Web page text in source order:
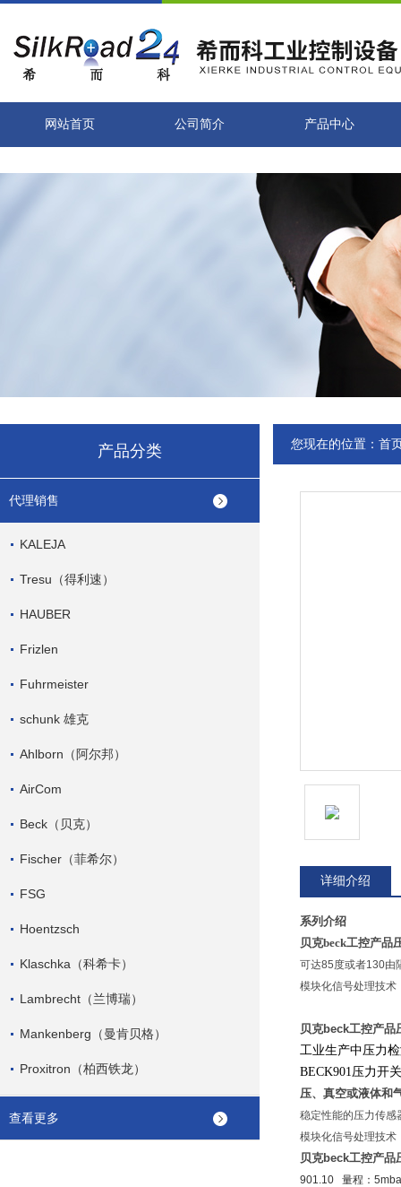
网站首页 公司简介 产品中心
产品分类
代理销售
KALEJA
Tresu（得利速）
HAUBER
Frizlen
Fuhrmeister
schunk 雄克
Ahlborn（阿尔邦）
AirCom
Beck（贝克）
Fischer（菲希尔）
FSG
Hoentzsch
Klaschka（科希卡）
Lambrecht（兰博瑞）
Mankenberg（曼肯贝格）
Proxitron（柏西铁龙）
查看更多
您现在的位置： 首
详细介绍
系列介绍
贝克beck工控产品
可达85度或者130由
模块化信号处理技术
贝克beck工控产品
工业生产中压力
BECK901压力开
压、真空或液体和
稳定性能的压力传感
模块化信号处理技术
贝克beck工控产品
901.10 量程：